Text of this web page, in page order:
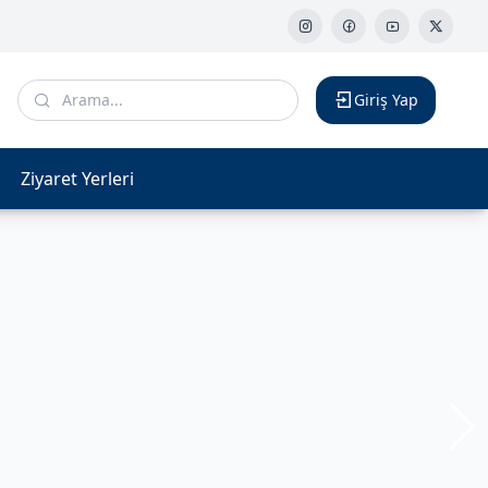
Giriş Yap
Ziyaret Yerleri